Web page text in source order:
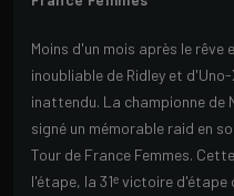
Moins d'un mois après le
inoubliable de Ridley et
inattendu. La championne de
signé un mémorable raid en
Tour de France Femmes.
l'étape, la 31ᵉ victoire d'étape